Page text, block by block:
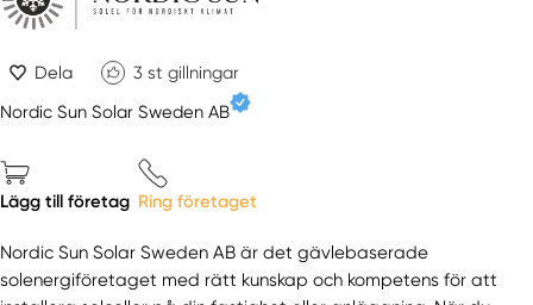
Dela 3 st gillningar
Nordic Sun Solar Sweden AB
Lägg till företag Ring företaget
Nordic Sun Solar Sweden AB är det gävlebaserade
solenergiföretaget med rätt kunskap och kompetens för att